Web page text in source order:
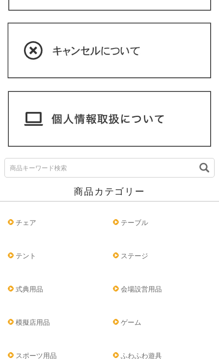
商品カテゴリー
チェア テーブル
テント ステージ
式典用品 会場設営用品
模擬店用品 ゲーム
スポーツ用品 ふわふわ遊具